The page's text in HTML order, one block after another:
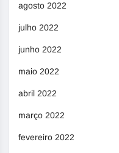
agosto 2022
julho 2022
junho 2022
maio 2022
abril 2022
março 2022
fevereiro 2022